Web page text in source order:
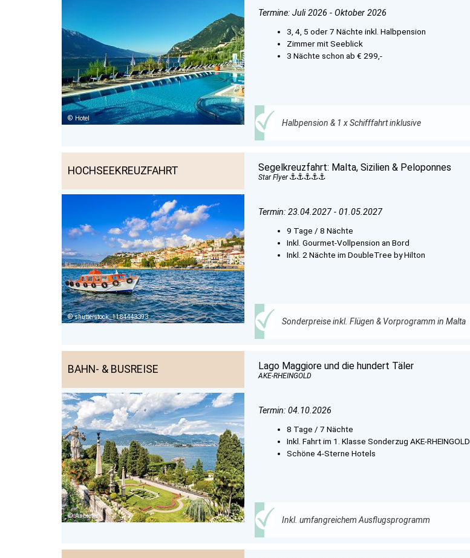
Hotel
Termine: Juli 2026 - Oktober 2026
3, 4, 5 oder 7 Nächte inkl. Halbpension
Zimmer mit Seeblick
3 Nächte schon ab € 299,-
Halbpension & 1 x Schifffahrt inklusive
HOCHSEEKREUZFAHRT
shutterstock_1184443393
Segelkreuzfahrt: Malta, Sizilien & Peloponnes
Star Flyer
Termin: 23.04.2027 - 01.05.2027
9 Tage / 8 Nächte
Inkl. Gourmet-Vollpension an Bord
Inkl. 2 Nächte im DoubleTree by Hilton
Sonderpreise inkl. Flügen & Vorprogramm in Malta
BAHN- & BUSREISE
Anbieter
Lago Maggiore und die hundert Täler
AKE-RHEINGOLD
Termin: 04.10.2026
8 Tage / 7 Nächte
Inkl. Fahrt im 1. Klasse Sonderzug AKE-RHEINGOLD
Schöne 4-Sterne Hotels
Inkl. umfangreichem Ausflugsprogramm